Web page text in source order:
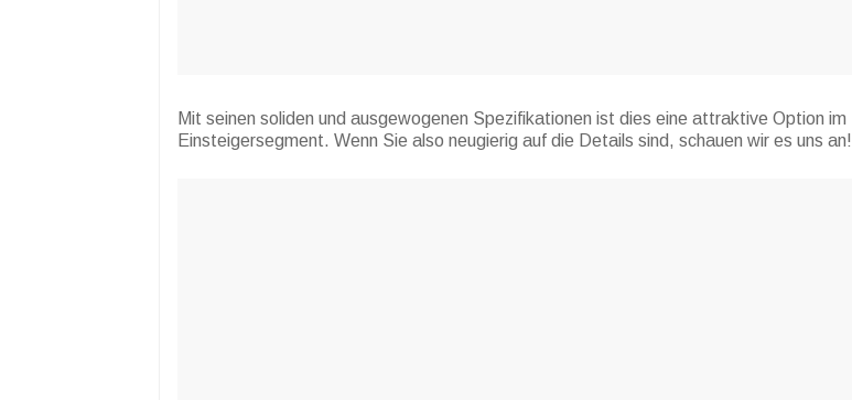
Mit seinen soliden und ausgewogenen Spezifikationen ist dies eine attraktive Option im
Einsteigersegment. Wenn Sie also neugierig auf die Details sind, schauen wir es uns an!